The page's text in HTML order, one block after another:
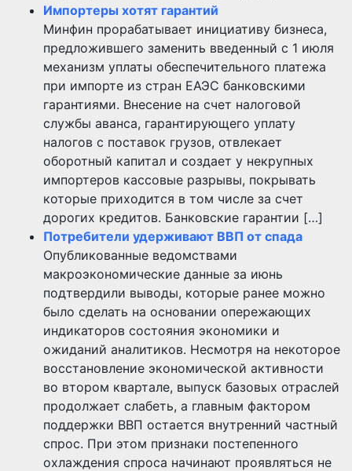
Импортеры хотят гарантий
Минфин прорабатывает инициативу бизнеса,
предложившего заменить введенный с 1 июля
механизм уплаты обеспечительного платежа
при импорте из стран ЕАЭС банковскими
гарантиями. Внесение на счет налоговой
службы аванса, гарантирующего уплату
налогов с поставок грузов, отвлекает
оборотный капитал и создает у некрупных
импортеров кассовые разрывы, покрывать
которые приходится в том числе за счет
дорогих кредитов. Банковские гарантии […]
Потребители удерживают ВВП от спада
Опубликованные ведомствами
макроэкономические данные за июнь
подтвердили выводы, которые ранее можно
было сделать на основании опережающих
индикаторов состояния экономики и
ожиданий аналитиков. Несмотря на некоторое
восстановление экономической активности
во втором квартале, выпуск базовых отраслей
продолжает слабеть, а главным фактором
поддержки ВВП остается внутренний частный
спрос. При этом признаки постепенного
охлаждения спроса начинают проявляться не